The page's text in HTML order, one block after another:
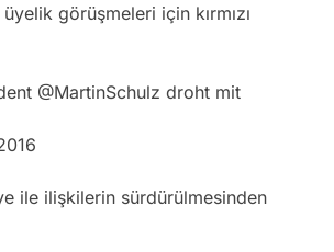
görüşmeleri için kırmızı
@MartinSchulz droht mit
ile ilişkilerin sürdürülmesinden